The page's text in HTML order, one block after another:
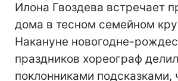
Илона Гвоздева встречает
дома в тесном семейном
Накануне новогодне-
праздников хореограф
поклонниками подсказками,